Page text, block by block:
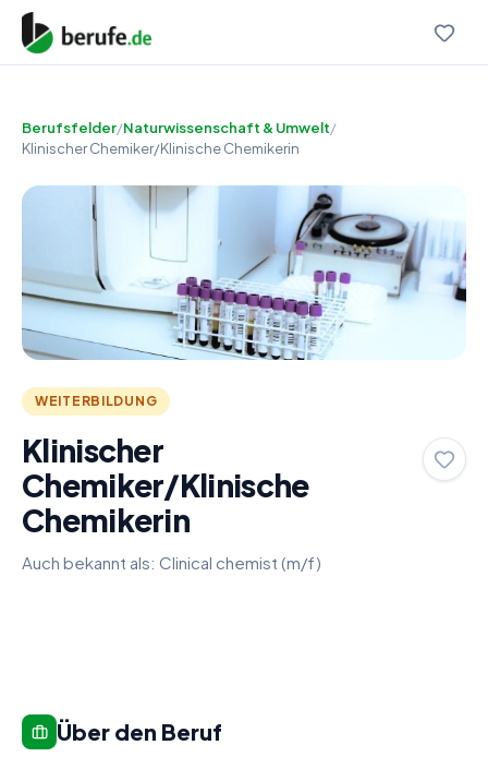
Berufsfelder/Naturwissenschaft & Umwelt/
Klinischer Chemiker/Klinische Chemikerin
WEITERBILDUNG
Klinischer
Chemiker/Klinische
Chemikerin
Auch bekannt als: Clinical chemist (m/f)
Über den Beruf